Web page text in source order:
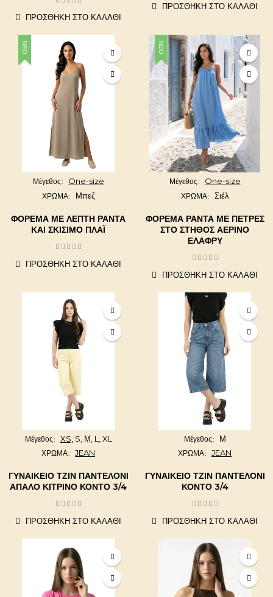
ΠΡΟΣΘΉΚΗ ΣΤΟ ΚΑΛΆΘΙ
ΠΡΟΣΘΉΚΗ ΣΤΟ ΚΑΛΆΘΙ
ΝΈΟ
Μέγεθος One-size
ΧΡΩΜΑ Μπεζ
ΦΌΡΕΜΑ ΜΕ ΛΕΠΤΉ ΡΆΝΤΑ
ΚΑΙ ΣΚΊΣΙΜΟ ΠΛΆΙ
ΠΡΟΣΘΉΚΗ ΣΤΟ ΚΑΛΆΘΙ
ΝΈΟ
Μέγεθος One-size
ΧΡΩΜΑ Σιέλ
ΦΌΡΕΜΑ ΡΆΝΤΑ ΜΕ ΠΈΤΡΕΣ
ΣΤΟ ΣΤΉΘΟΣ ΑΈΡΙΝΟ
ΕΛΑΦΡΎ
ΠΡΟΣΘΉΚΗ ΣΤΟ ΚΑΛΆΘΙ
Μέγεθος XS, S, Μ, L, XL
ΧΡΩΜΑ JEAN
ΓΥΝΑΙΚΕΊΟ ΤΖΙΝ ΠΑΝΤΕΛΌΝΙ
ΑΠΑΛΌ ΚΊΤΡΙΝΟ ΚΟΝΤΌ 3/4
ΠΡΟΣΘΉΚΗ ΣΤΟ ΚΑΛΆΘΙ
Μέγεθος Μ
ΧΡΩΜΑ JEAN
ΓΥΝΑΙΚΕΊΟ ΤΖΙΝ ΠΑΝΤΕΛΌΝΙ
ΚΟΝΤΌ 3/4
ΠΡΟΣΘΉΚΗ ΣΤΟ ΚΑΛΆΘΙ